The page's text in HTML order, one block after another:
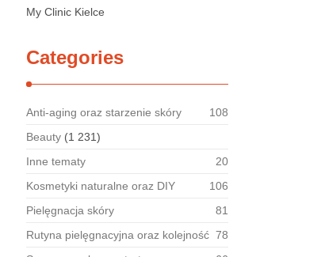
My Clinic Kielce
Categories
Anti-aging oraz starzenie skóry
108
Beauty (1 231)
Inne tematy
20
Kosmetyki naturalne oraz DIY
106
Pielęgnacja skóry
81
Rutyna pielęgnacyjna oraz kolejność 78